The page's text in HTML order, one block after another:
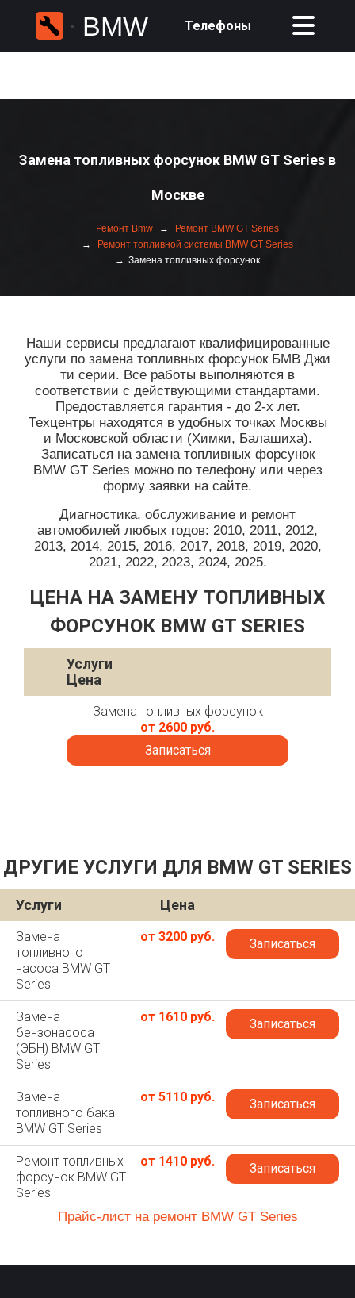
BMW Телефоны
Замена топливных форсунок BMW GT Series в
Москве
Ремонт Bmw
Ремонт BMW GT Series
Ремонт топливной системы BMW GT Series
Замена топливных форсунок
Наши сервисы предлагают квалифицированные
услуги по замена топливных форсунок БМВ Джи
ти серии. Все работы выполняются в
соответствии с действующими стандартами.
Предоставляется гарантия - до 2-х лет.
Техцентры находятся в удобных точках Москвы
и Московской области (Химки, Балашиха).
Записаться на замена топливных форсунок
BMW GT Series можно по телефону или через
форму заявки на сайте.
Диагностика, обслуживание и ремонт
автомобилей любых годов: 2010, 2011, 2012,
2013, 2014, 2015, 2016, 2017, 2018, 2019, 2020,
2021, 2022, 2023, 2024, 2025.
ЦЕНА НА ЗАМЕНУ ТОПЛИВНЫХ
ФОРСУНОК BMW GT SERIES
Услуги
Цена
Замена топливных форсунок
от 2600 руб.
Записаться
ДРУГИЕ УСЛУГИ ДЛЯ BMW GT SERIES
Услуги Цена
Замена
топливного
насоса BMW GT
Series
от 3200 руб. Записаться
Замена
бензонасоса
(ЭБН) BMW GT
Series
от 1610 руб. Записаться
Замена
топливного бака
BMW GT Series
от 5110 руб. Записаться
Ремонт топливных
форсунок BMW GT
Series
от 1410 руб. Записаться
Прайс-лист на ремонт BMW GT Series